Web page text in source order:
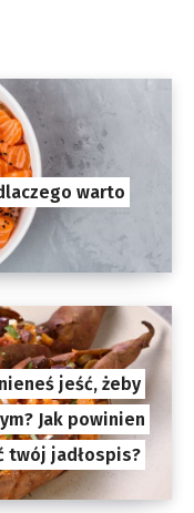
warto
jeść, żeby
Jak powinien
twój jadłospis?